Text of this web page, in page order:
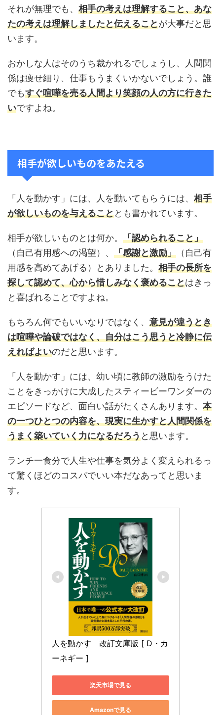
それが無理でも、 相手の考えは理解すること、あな
たの考えは理解しましたと伝えることが大事だと思
います。
おかしな人はそのうち裁かれるでしょうし、人間関
係は痩せ細り、仕事もうまくいかないでしょう。誰
でもすぐ喧嘩を売る人間より笑顔の人の方に行きた
いですよね。
相手が欲しいものをあたえる
「人を動かす」には、人を動いてもらうには、 相手
が欲しいものを与えることとも書かれています。
相手が欲しいものとは何か。 「認められること」
（自己有用感への渇望）、 「感謝と激励」 （自己有
用感を高めてあげる）とありました。 相手の長所を
探して認めて、心から惜しみなく褒めることはきっ
と喜ばれることですよね。
もちろん何でもいいなりではなく、 意見が違うとき
は喧嘩や論破ではなく、自分はこう思うと冷静に伝
えればよいのだと思います。
「人を動かす」には、幼い頃に教師の激励をうけた
ことをきっかけに大成したスティービーワンダーの
エピソードなど、面白い話がたくさんあります。 本
の一つひとつの内容を、現実に生かすと人間関係を
うまく築いていく力になるだろうと思います。
ランチ一食分で人生や仕事を気分よく変えられるっ
て驚くほどのコスパでいい本だなあってと思いま
す。
人を動かす　改訂文庫版 [ D・カ
ーネギー ]
楽天市場で見る
Amazonで見る